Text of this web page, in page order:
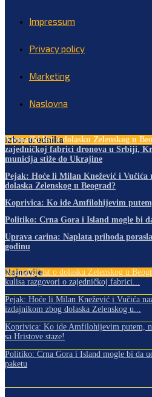
Impressum
Privacy policy
Marketing
Naslovna
Izbor urednika
Njemački list o dolasku Zelenskog u
zajedničkoj fabrici dronova u Srbiji,
municija stiže do Ukrajine
Pejak: Hoće li Milan Knežević i Vučića
dolaska Zelenskog u Beograd?
Koprivica: Ko ide Amfilohijevim putem,
Politiko: Crna Gora i Island mogle bi
Uprava carina: Naplata prihoda
godinu
Najnovije
Njemački list o dolasku Zelenskog u
kulisa razgovori o zajedničkoj fabrici...
Pejak: Hoće li Milan Knežević i Vučića
izdajnikom zbog dolaska Zelenskog u...
Koprivica: Ko ide Amfilohijevim putem,
sa Hristove staze!
Politiko: Crna Gora i Island mogle bi da
paketu